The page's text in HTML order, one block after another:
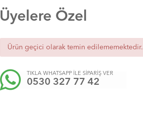
Üyelere Özel
Ürün geçici olarak temin edilememektedir.
TIKLA WHATSAPP İLE SİPARİŞ VER
0530 327 77 42